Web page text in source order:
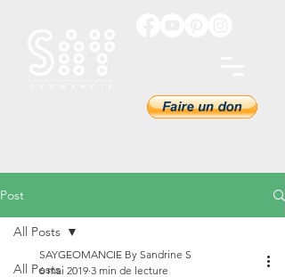
Post
All Posts
All Posts
SAYGEOMANCIE By Sandrine S
6 mai 2019 3 min de lecture